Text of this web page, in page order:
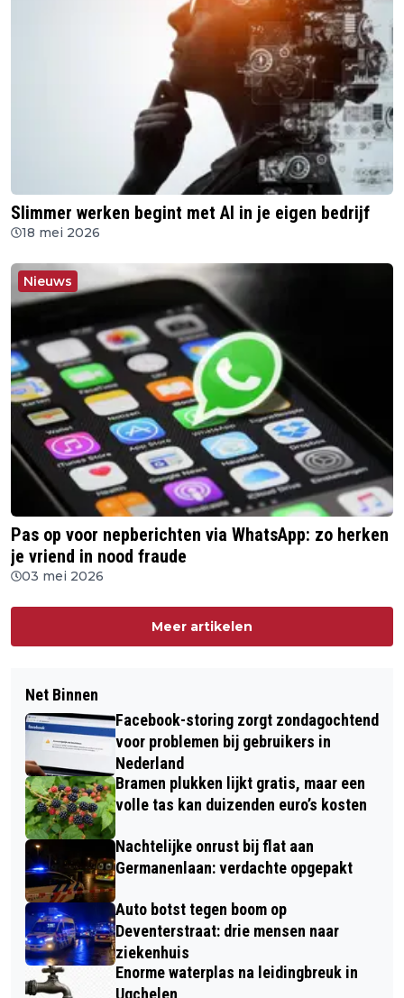
Slimmer werken begint met AI in je eigen bedrijf
18 mei 2026
Nieuws
Pas op voor nepberichten via WhatsApp: zo herken
je vriend in nood fraude
03 mei 2026
Meer artikelen
Net Binnen
Facebook-storing zorgt zondagochtend
voor problemen bij gebruikers in
Nederland
Bramen plukken lijkt gratis, maar een
volle tas kan duizenden euro’s kosten
Nachtelijke onrust bij flat aan
Germanenlaan: verdachte opgepakt
Auto botst tegen boom op
Deventerstraat: drie mensen naar
ziekenhuis
Enorme waterplas na leidingbreuk in
Ugchelen